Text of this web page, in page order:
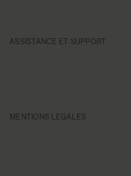
ASSISTANCE ET SUPPORT
MENTIONS LEGALES